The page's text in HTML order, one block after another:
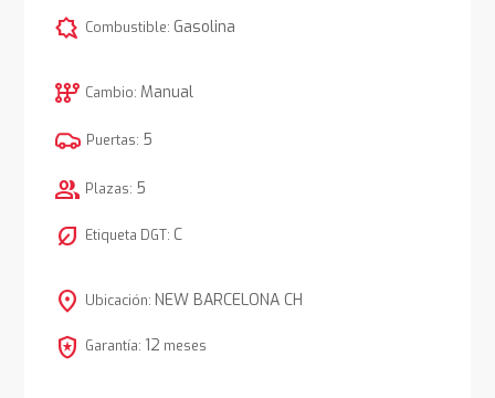
comic_bubble Combustible: Gasolina
auto_transmission Cambio: Manual
Puertas: 5
group Plazas: 5
nest_eco_leaf Etiqueta DGT: C
location_on Ubicación: NEW BARCELONA CH
local_police Garantía: 12 meses